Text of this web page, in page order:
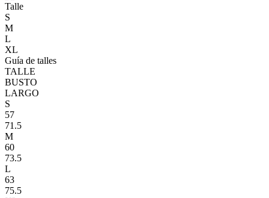
Talle
S
M
L
XL
Guía de talles
TALLE
BUSTO
LARGO
S
57
71.5
M
60
73.5
L
63
75.5